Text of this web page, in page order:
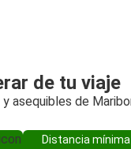
de tu viaje
asequibles de
Distancia mínima